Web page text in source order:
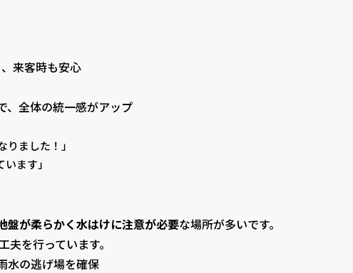
来客時も安心
、全体の統一感がアップ
りました！」
ます」
盤が柔らかく水はけに注意が必要な場所が多いです。
を行っています。
水の逃げ場を確保